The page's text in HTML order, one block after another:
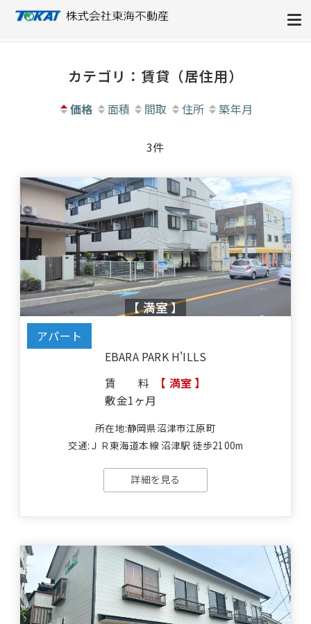
株式会社東海不動産
カテゴリ：賃貸（居住用）
価格 面積 間取 住所 築年月
3件
【 満室 】
アパート
EBARA PARK H'ILLS
賃料
【 満室 】
敷金1ヶ月
所在地:静岡県沼津市江原町
交通:ＪＲ東海道本線 沼津駅 徒歩2100m
詳細を見る